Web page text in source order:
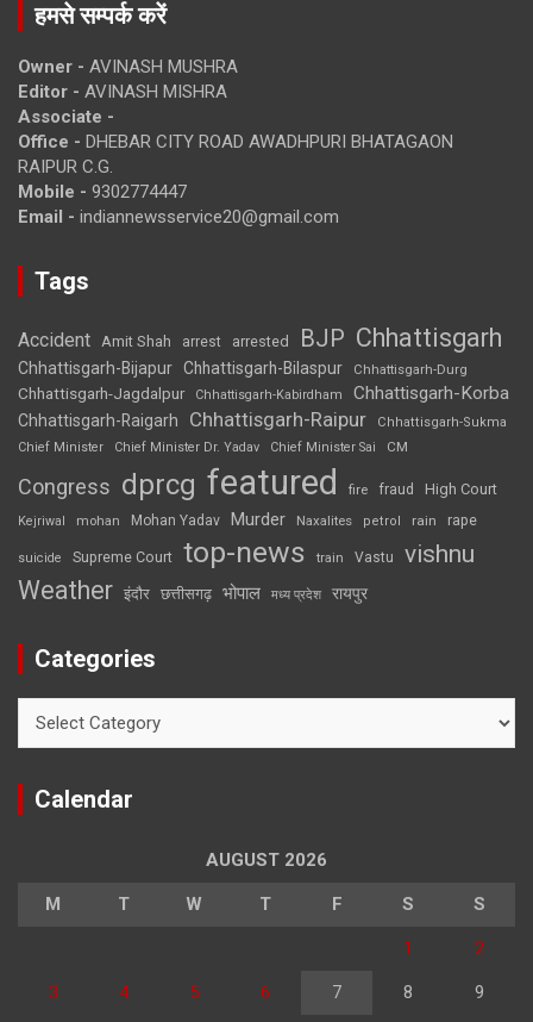
हमसे सम्पर्क करें
Owner - AVINASH MUSHRA
Editor - AVINASH MISHRA
Associate -
Office - DHEBAR CITY ROAD AWADHPURI BHATAGAON
RAIPUR C.G.
Mobile - 9302774447
Email - indiannewsservice20@gmail.com
Tags
Accident Amit Shah arrest arrested BJP Chhattisgarh
Chhattisgarh-Bijapur Chhattisgarh-Bilaspur Chhattisgarh-Durg
Chhattisgarh-Jagdalpur Chhattisgarh-Kabirdham Chhattisgarh-Korba
Chhattisgarh-Raigarh Chhattisgarh-Raipur
Chhattisgarh-Sukma
Chief Minister
Chief Minister Dr. Yadav Chief Minister Sai CM
Congress dprcg featured fire fraud High Court
Kejriwal mohan Mohan Yadav Murder Naxalites petrol rain rape
suicide Supreme Court top-news train Vastu vishnu
Weather इंदौर छत्तीसगढ़ भोपाल मध्य प्रदेश रायपुर
Categories
Calendar
AUGUST 2026
M T W T F S S
1 2
3 4 5 6 7 8 9